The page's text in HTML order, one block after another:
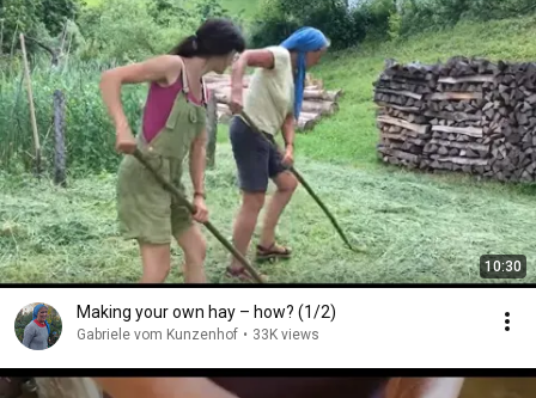
10:30
Making your own hay – how? (1/2)
Gabriele vom Kunzenhof • 33K views